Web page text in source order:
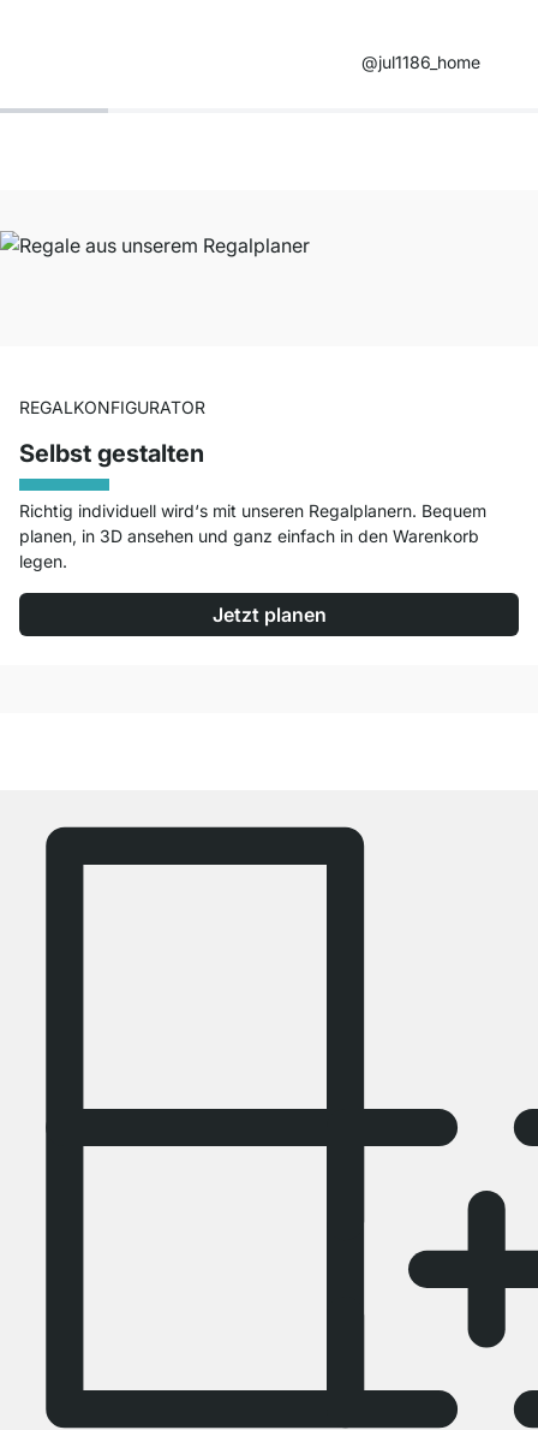
@jul1186_home
REGALKONFIGURATOR
Selbst gestalten
Richtig individuell wird‘s mit unseren Regalplanern. Bequem
planen, in 3D ansehen und ganz einfach in den Warenkorb
legen.
Jetzt planen